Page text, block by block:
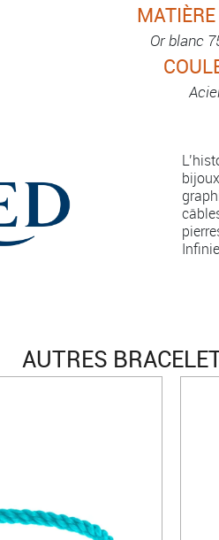
Or blanc
AUTRES